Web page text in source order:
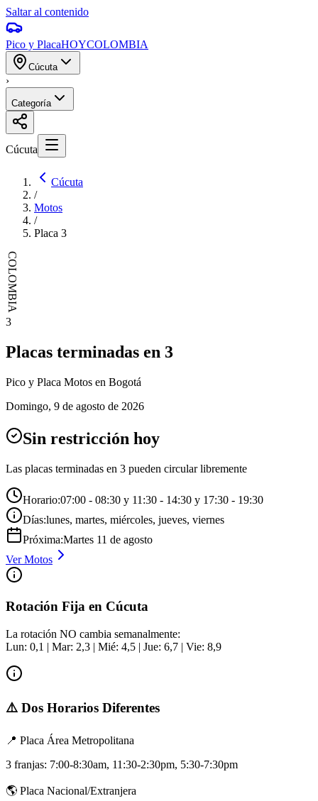
Saltar al contenido
Pico y PlacaHOYCOLOMBIA
Cúcuta
›
Categoría
Cúcuta
Cúcuta
/
Motos
/
Placa 3
COLOMBIA
3
Placas terminadas en 3
Pico y Placa Motos en Bogotá
Domingo, 9 de agosto de 2026
Sin restricción hoy
Las placas terminadas en 3 pueden circular libremente
Horario:07:00 - 08:30 y 11:30 - 14:30 y 17:30 - 19:30
Días:lunes, martes, miércoles, jueves, viernes
Próxima:Martes 11 de agosto
VerMotos
Rotación Fija en Cúcuta
La rotación NO cambia semanalmente:
Lun: 0,1 | Mar: 2,3 | Mié: 4,5 | Jue: 6,7 | Vie: 8,9
⚠️ Dos Horarios Diferentes
📍 Placa Área Metropolitana
3 franjas: 7:00-8:30am, 11:30-2:30pm, 5:30-7:30pm
🌎 Placa Nacional/Extranjera